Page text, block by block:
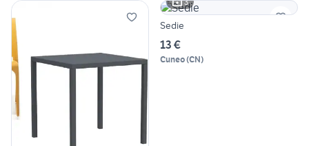
Sedie
13 €
Cuneo(CN)